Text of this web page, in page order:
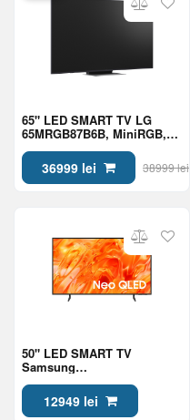
65" LED SMART TV LG
65MRGB87B6B, MiniRGB,
4K UHD, webOS, Black
36999 lei 38999 lei
50" LED SMART TV
Samsung
QE50QN70HAUXUA, Mini
LED 4K UHD, Tizen OS,
Black12949 lei